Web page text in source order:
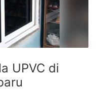
UPVC di